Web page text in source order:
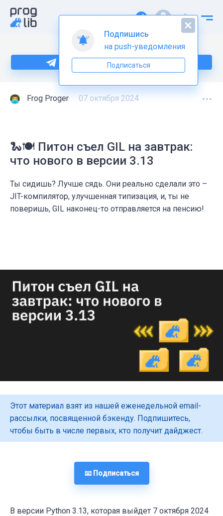
Больше информации по Python тут
Frog Proger 07 октября 2024
🐍🍽️ Питон съел GIL на завтрак:
что нового в версии 3.13
Ты сидишь? Лучше сядь. Они реально сделали это –
JIT-компилятор, улучшенная типизация, и, ты не
поверишь, GIL наконец-то отправляется на пенсию!
Этот материал взят из нашей еженедельной email-
рассылки, посвященной бэкенду. Подпишитесь,
чтобы быть в числе первых, кто получит дайджест.
📧 Подписаться
В версии Python 3.13, которая выйдет 7 октября 2024
Подпишись
на push-уведомления
Подписаться